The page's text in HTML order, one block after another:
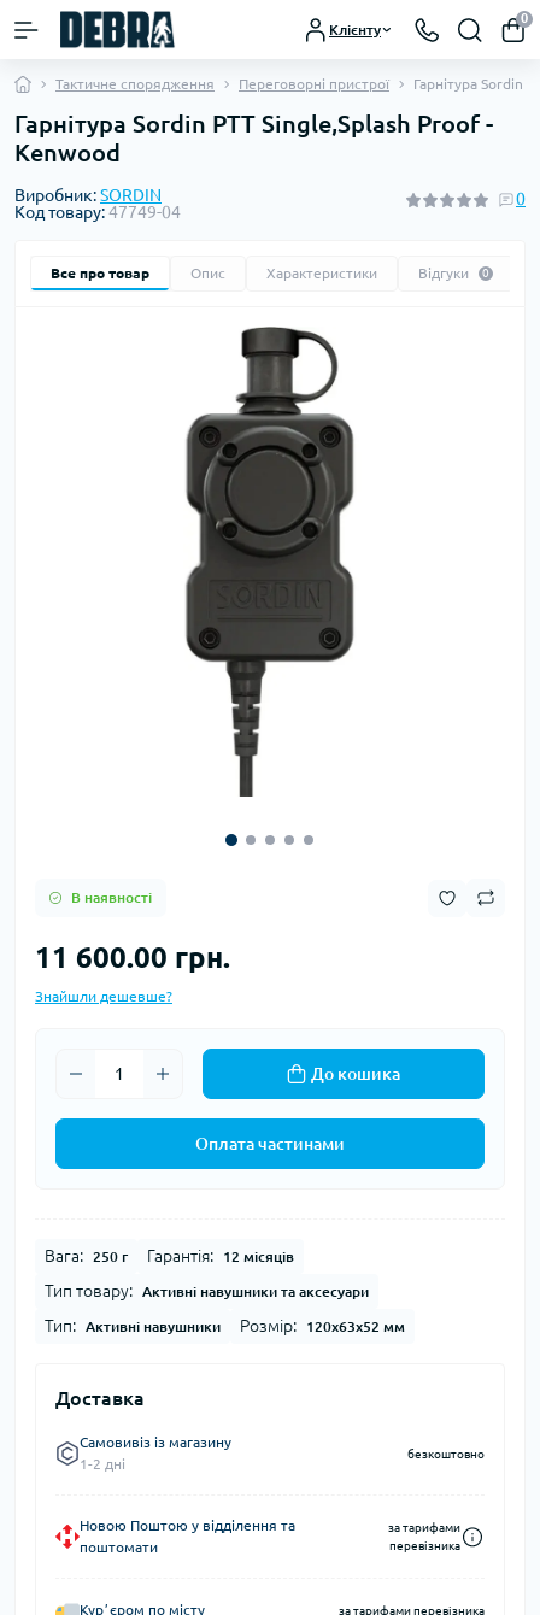
Клієнту
0
Тактичне спорядження Переговорні пристрої Гарнітура Sordin
Гарнітура Sordin PTT Single,Splash Proof -
Kenwood
Виробник:SORDIN
Код товару:47749-04
0
Все про товар Опис Характеристики Відгуки 0
В наявності
11 600.00 грн.
Знайшли дешевше?
До кошика
Оплата частинами
Вага: 250 г Гарантія: 12 місяців
Тип товару: Активні навушники та аксесуари
Тип: Активні навушники Розмір: 120x63x52 мм
Доставка
Самовивіз із магазину
1-2 дні
безкоштовно
Новою Поштою у відділення та
поштомати
за тарифами
перевізника
Курʼєром по місту за тарифами перевізника